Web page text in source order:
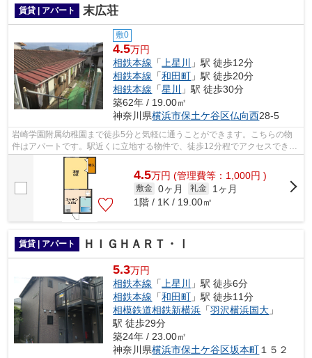
賃貸 | アパート 末広荘
敷0
4.5万円
相鉄本線 「上星川
」駅 徒歩12分
相鉄本線 「和田町 」駅 徒歩20分
相鉄本線 「星川
」駅 徒歩30分
築62年 / 19.00㎡
神奈川県横浜市保土ケ谷区仏向西28-5
岩崎学園附属幼稚園まで徒歩5分と気軽に通うことができます。こちらの物
件はアパートです。駅近くに立地する物件で、徒歩12分程でアクセスできま
す。最上階のアパートです。相鉄本線上...
4.5万円 (管理費等：1,000円 )
敷金 0ヶ月 礼金
1ヶ月
1階 / 1K / 19.00㎡
賃貸 | アパート ＨＩＧＨＡＲＴ・Ⅰ
5.3万円
相鉄本線 「 上星川
」駅 徒歩6分
相鉄本線 「和田町 」駅 徒歩11分
相模鉄道相鉄新横浜 「羽沢横浜国大 」
駅 徒歩29分
築24年 / 23.00㎡
神奈川県横浜市保土ケ谷区坂本町 １５２